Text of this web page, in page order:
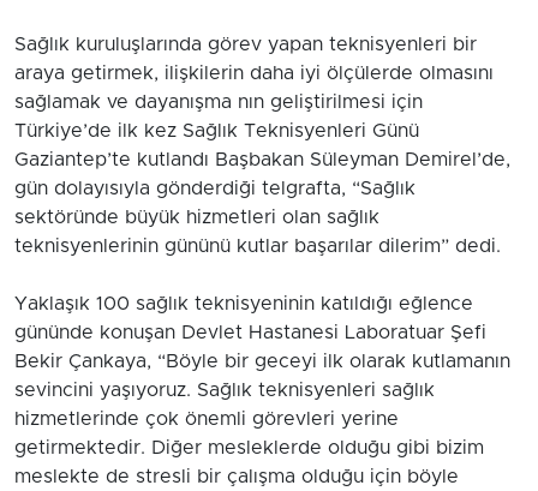
Sağlık kuruluşlarında görev yapan teknisyenleri bir
araya getirmek, ilişkilerin daha iyi ölçülerde olmasını
sağlamak ve dayanışma nın geliştirilmesi için
Türkiye’de ilk kez Sağlık Teknisyenleri Günü
Gaziantep’te kutlandı Başbakan Süleyman Demirel’de,
gün dolayısıyla gönderdiği telgrafta, “Sağlık
sektöründe büyük hizmetleri olan sağlık
teknisyenlerinin gününü kutlar başarılar dilerim” dedi.
Yaklaşık 100 sağlık teknisyeninin katıldığı eğlence
gününde konuşan Devlet Hastanesi Laboratuar Şefi
Bekir Çankaya, “Böyle bir geceyi ilk olarak kutlamanın
sevincini yaşıyoruz. Sağlık teknisyenleri sağlık
hizmetlerinde çok önemli görevleri yerine
getirmektedir. Diğer mesleklerde olduğu gibi bizim
meslekte de stresli bir çalışma olduğu için böyle